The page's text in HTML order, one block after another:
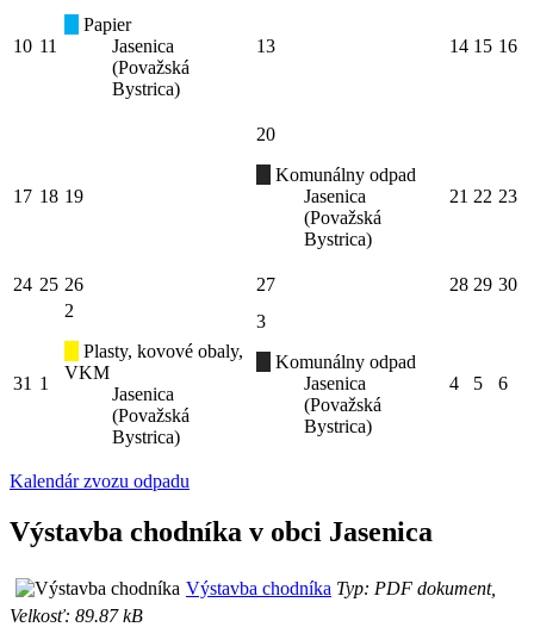
10 11
Papier
Jasenica
(Považská
Bystrica)
13 14 15 16
17 18 19
20
Komunálny odpad
Jasenica
(Považská
Bystrica)
21 22 23
24 25 26 27 28 29 30
31 1
2
Plasty, kovové obaly,
VKM
Jasenica
(Považská
Bystrica)
3
Komunálny odpad
Jasenica
(Považská
Bystrica)
4 5 6
Kalendár zvozu odpadu
Výstavba chodníka v obci Jasenica
Výstavba chodníka Typ: PDF dokument,
Velkosť: 89.87 kB